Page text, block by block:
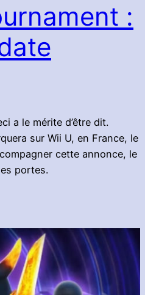
:
a le mérite d’être dit.
sur Wii U, en France, le
cette annonce, le
portes.